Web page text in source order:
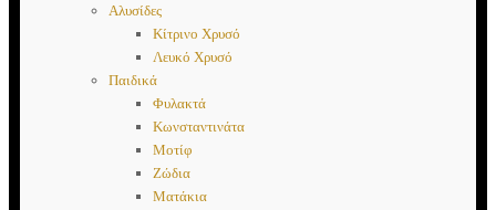
Αλυσίδες
Κίτρινο Χρυσό
Λευκό Χρυσό
Παιδικά
Φυλακτά
Κωνσταντινάτα
Μοτίφ
Ζώδια
Ματάκια